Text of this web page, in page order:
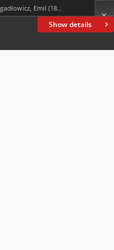
Show details
Zegadłowicz, Emil (1888-1941)